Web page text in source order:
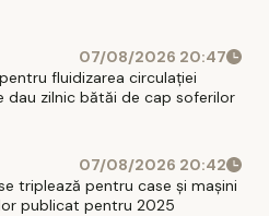
07/08/2026 20:47
fluidizarea circulației
dau zilnic bătăi de cap soferilor
07/08/2026 20:42
triplează pentru case și mașini
publicat pentru 2025